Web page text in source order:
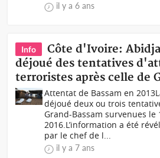
il y a 6 ans
Info
Côte d'Ivoire:
déjoué des tentatives
terroristes après celle de
Attentat de Bassam en
déjoué deux ou trois
Grand-Bassam survenues le
2016.L’information a été
par le chef de l...
il y a 7 ans